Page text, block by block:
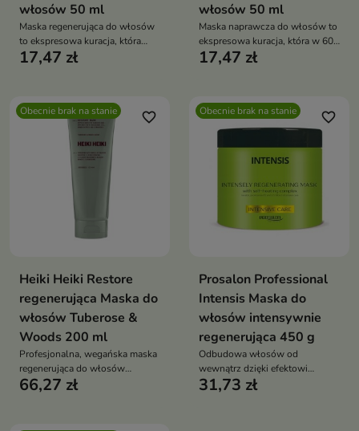
włosów 50 ml
Maska regenerująca do włosów
to ekspresowa kuracja, która
wygładza, regeneruje i
17,47 zł
włosów 50 ml
Maska naprawcza do włosów to
ekspresowa kuracja, która w 60
sekund regeneruje, wzmacnia i
17,47 zł
Obecnie brak na stanie favorite_border
Heiki Heiki Restore
regenerująca Maska do
włosów Tuberose &
Woods 200 ml
Profesjonalna, wegańska maska
regenerująca do włosów
suchych i zniszczonych.
66,27 zł
Obecnie brak na stanie favorite_border
Prosalon Professional
Intensis Maska do
włosów intensywnie
regenerująca 450 g
Odbudowa włosów od
wewnątrz dzięki efektowi
termicznemu
31,73 zł